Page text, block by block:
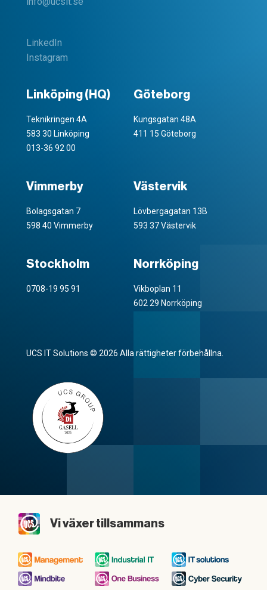
LinkedIn
Instagram
Linköping (HQ)
Teknikringen 4A
583 30 Linköping
013-36 92 00
Göteborg
Kungsgatan 48A
411 15 Göteborg
Vimmerby
Bolagsgatan 7
598 40 Vimmerby
Västervik
Lövbergagatan 13B
593 37 Västervik
Stockholm
0708-19 95 91
Norrköping
Vikboplan 11
602 29 Norrköping
UCS IT Solutions © 2026 Alla rättigheter förbehållna.
Vi växer tillsammans